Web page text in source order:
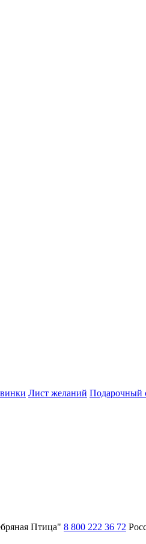
Лист желаний Подарочный
Птица" 8 800 222 36 72